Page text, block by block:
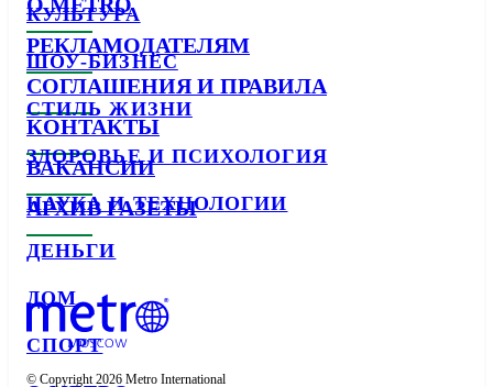
КУЛЬТУРА
ШОУ-БИЗНЕС
СТИЛЬ ЖИЗНИ
ЗДОРОВЬЕ И ПСИХОЛОГИЯ
НАУКА И ТЕХНОЛОГИИ
ДЕНЬГИ
ДОМ
СПОРТ
РЕКЛАМОДАТЕЛЯМ
СОГЛАШЕНИЯ И ПРАВИЛА
КОНТАКТЫ
ВАКАНСИИ
АРХИВ ГАЗЕТЫ
© Copyright 2026 Metro International